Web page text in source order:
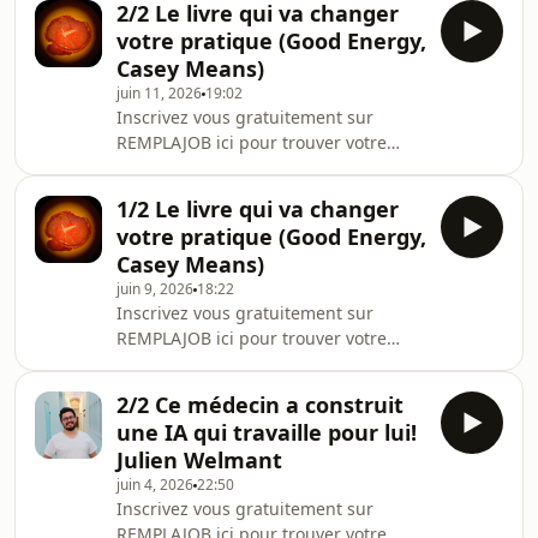
explique qu’en consultation, il faut r
influencent le risque de cancer et la
récidive. L’invité, Idriss Troussier,
oncologue-radiothérapeute, insiste
sur le fait que la prévention liée au
mode de vie devrait faire partie de la
pratique médicale courante.Il
explique qu’en consultation, il faut r
2/2 Le livre qui va changer
votre pratique (Good Energy,
Casey Means)
juin 11, 2026 19:02
Inscrivez vous gratuitement sur
REMPLAJOB ici pour trouver votre
remplacements pour tous les
médecins✋ Avez-vous entendu parler
de "Good Energy", le livre best-seller
outre-Atlantique sur la santé
métabolique?Son auteur est le Dr
Casey Means, une chirurgienne ORL
sorti de la prestigieuse université de
Stanford.Après des années
d'expérienc
1/2 Le livre qui va changer
votre pratique (Good Energy,
Casey Means)
juin 9, 2026 18:22
Inscrivez vous gratuitement sur
REMPLAJOB ici pour trouver votre
remplacements pour tous les
médecins✋ Avez-vous entendu parler
de "Good Energy", le livre best-seller
outre-Atlantique sur la santé
métabolique?Son auteur est le Dr
2/2 Ce médecin a construit
une IA qui travaille pour lui!
Julien Welmant
juin 4, 202622:50
Inscrivez vous gratuitement sur